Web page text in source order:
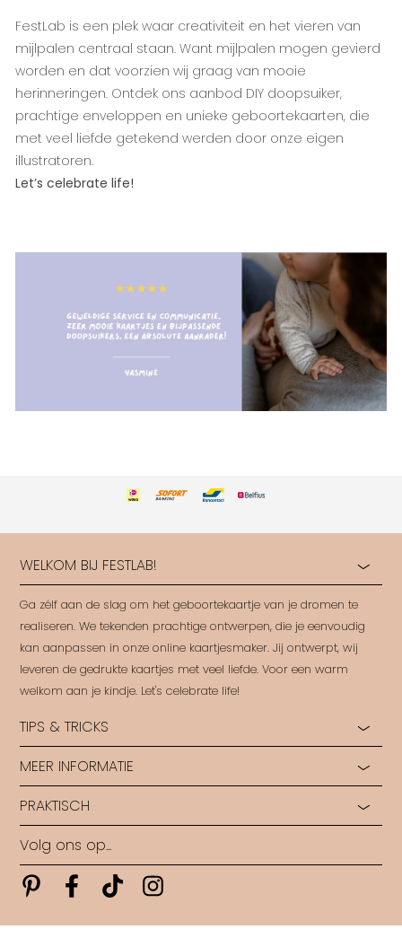
FestLab is een plek waar creativiteit en het vieren van
mijlpalen centraal staan. Want mijlpalen mogen gevierd
worden en dat voorzien wij graag van mooie
herinneringen. Ontdek ons aanbod DIY doopsuiker,
prachtige enveloppen en unieke geboortekaarten, die
met veel liefde getekend werden door onze eigen
illustratoren.
Let’s celebrate life!
WELKOM BIJ FESTLAB!
Ga zélf aan de slag om het geboortekaartje van je dromen te
realiseren. We tekenden prachtige ontwerpen, die je eenvoudig
kan aanpassen in onze online kaartjesmaker. Jij ontwerpt, wij
leveren de gedrukte kaartjes met veel liefde. Voor een warm
welkom aan je kindje. Let's celebrate life!
TIPS & TRICKS
Hoe start je?
Hulp bij opmaak
Rondleiding in ons Labo
Ontwerp op maat
MEER INFORMATIE
Ontdek alle papiersoorten
Ontdek alle druktechnieken
Wie zijn wij?
Levertijden
PRAKTISCH
Algemene voorwaarden
Veelgestelde vragen
Contact
Volg ons op...
PinterestPinterestPinterest